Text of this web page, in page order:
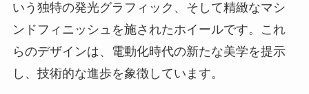
いう独特の発光グラフィック、そして精緻なマシ
ンドフィニッシュを施されたホイールです。これ
らのデザインは、電動化時代の新たな美学を提示
し、技術的な進歩を象徴しています。